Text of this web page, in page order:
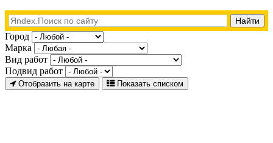
Город
Марка
Вид работ
Подвид работ
Отобразить на карте Показать списком